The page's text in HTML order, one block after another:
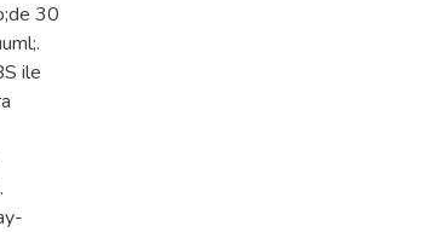
30
ile